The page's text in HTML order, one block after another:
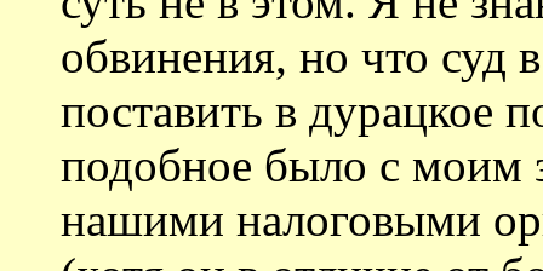
обвинения, но что суд
поставить в дурацкое
подобное было с
нашими налоговыми